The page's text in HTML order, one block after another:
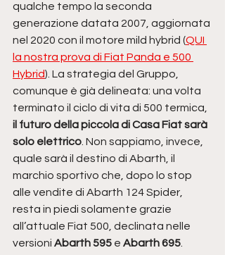
qualche tempo la seconda
generazione datata 2007, aggiornata
nel 2020 con il motore mild hybrid (QUI
la nostra prova di Fiat Panda e 500
Hybrid). La strategia del Gruppo,
comunque è già delineata: una volta
terminato il ciclo di vita di 500 termica,
il futuro della piccola di Casa Fiat sarà
solo elettrico . Non sappiamo, invece,
quale sarà il destino di Abarth, il
marchio sportivo che, dopo lo stop
alle vendite di Abarth 124 Spider,
resta in piedi solamente grazie
all’attuale Fiat 500, declinata nelle
versioni Abarth 595 e Abarth 695